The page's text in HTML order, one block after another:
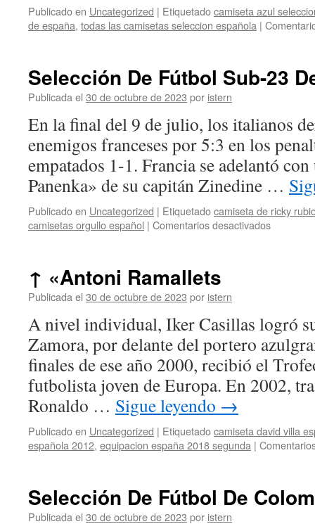
Publicado en Uncategorized | Etiquetadocamiseta azul
de españa, todas las camisetas seleccion española |
Selección De Fútbol Sub-23
Publicada el 30 de octubre de 2023 por istern
En la final del 9 de julio, los italianos
enemigos franceses por 5:3 en los
empatados 1-1. Francia se adelantó
Panenka» de su capitán Zinedine …
Publicado en Uncategorized | Etiquetadocamiseta de ricky
camisetas orgullo español | Comentarios desactivadosen
España
↑ «Antoni Ramallets
Publicada el 30 de octubre de 2023 por istern
A nivel individual, Iker Casillas logró
Zamora, por delante del portero
finales de ese año 2000, recibió el
futbolista joven de Europa. En 2002,
Ronaldo … Sigue leyendo →
Publicado en Uncategorized | Etiquetadocamiseta david villa
española 2012, equipacion españa 2018 segunda |
Selección De Fútbol De
Publicada el 30 de octubre de 2023 por istern